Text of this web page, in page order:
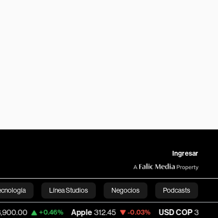
Ingresar
Línea Studios Negocios Podcasts
English
+0.46% Apple 312.45 -0.03% USD COP 3,161.70